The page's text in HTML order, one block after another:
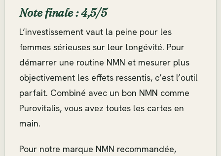
Note finale : 4,5/5
L’investissement vaut la peine pour les
femmes sérieuses sur leur longévité. Pour
démarrer une routine NMN et mesurer plus
objectivement les effets ressentis, c’est l’outil
parfait. Combiné avec un bon NMN comme
Purovitalis, vous avez toutes les cartes en
main.
Pour notre marque NMN recommandée,